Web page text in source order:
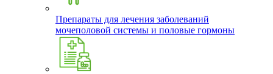
Препараты для лечения заболеваний
мочеполовой системы и половые гормоны